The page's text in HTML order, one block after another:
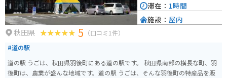
秋田県 5 （口コミ1件）
#道の駅
道の駅 うごは、秋田県羽後町にある道の駅です。 秋田県南部の横長な町、羽
後町は、農業が盛んな地域です。道の駅 うごは、そんな羽後町の特産品を販
滞在： 1時間
施設： 屋内